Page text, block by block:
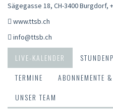
Sägegasse 18, CH-3400 Burgdorf,
www.ttsb.ch
info@ttsb.ch
LIVE-KALENDER
TERMINE
ABONNEMENTE
UNSER TEAM